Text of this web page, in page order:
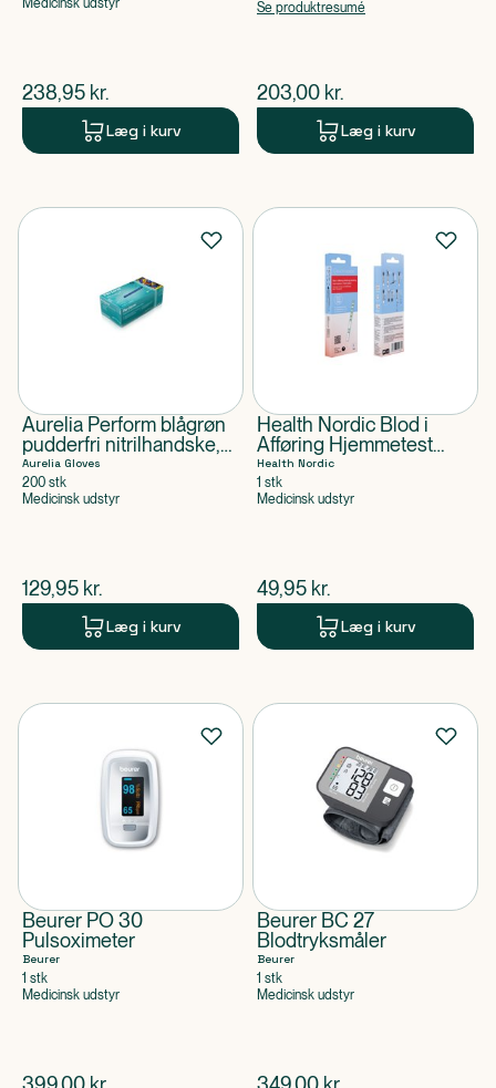
Medicinsk udstyr
$nuværende pris
238,95 kr.
Læg i kurv
Se produktresumé
$nuværende pris
203,00 kr.
Læg i kurv
Aurelia Perform blågrøn
pudderfri nitrilhandske,
2,5 mil (200 stk)
Aurelia Gloves
200 stk
Medicinsk udstyr
$nuværende pris
129,95 kr.
Læg i kurv
Health Nordic Blod i
Afføring Hjemmetest
(Strimmel)
Health Nordic
1 stk
Medicinsk udstyr
$nuværende pris
49,95 kr.
Læg i kurv
Beurer PO 30
Pulsoximeter
Beurer
1 stk
Medicinsk udstyr
$nuværende pris
Beurer BC 27
Blodtryksmåler
Beurer
1 stk
Medicinsk udstyr
$nuværende pris